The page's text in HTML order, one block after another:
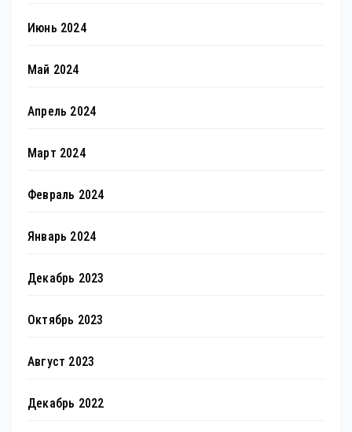
Июнь 2024
Май 2024
Апрель 2024
Март 2024
Февраль 2024
Январь 2024
Декабрь 2023
Октябрь 2023
Август 2023
Декабрь 2022